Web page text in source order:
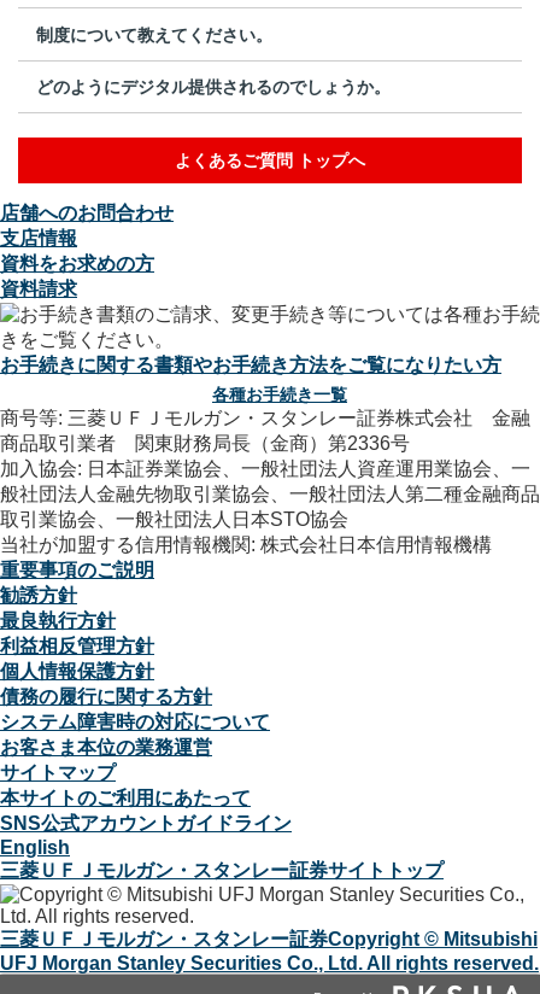
制度について教えてください。
どのようにデジタル提供されるのでしょうか。
よくあるご質問 トップへ
店舗へのお問合わせ
支店情報
資料をお求めの方
資料請求
お手続きに関する書類やお手続き方法をご覧になりたい方
各種お手続き一覧
商号等: 三菱ＵＦＪモルガン・スタンレー証券株式会社 金融
商品取引業者 関東財務局長（金商）第2336号
加入協会: 日本証券業協会、一般社団法人資産運用業協会、一
般社団法人金融先物取引業協会、一般社団法人第二種金融商品
取引業協会、一般社団法人日本STO協会
当社が加盟する信用情報機関: 株式会社日本信用情報機構
重要事項のご説明
勧誘方針
最良執行方針
利益相反管理方針
個人情報保護方針
債務の履行に関する方針
システム障害時の対応について
お客さま本位の業務運営
サイトマップ
本サイトのご利用にあたって
SNS公式アカウントガイドライン
English
三菱ＵＦＪモルガン・スタンレー証券サイトトップ
三菱ＵＦＪモルガン・スタンレー証券Copyright © Mitsubishi
UFJ Morgan Stanley Securities Co., Ltd. All rights reserved.